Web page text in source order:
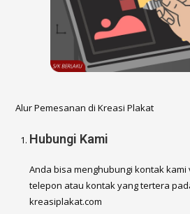
Alur Pemesanan di Kreasi Plakat
Hubungi Kami
Anda bisa menghubungi kontak
telepon atau kontak yang tertera
kreasiplakat.com